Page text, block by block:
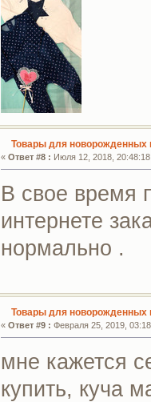
Товары для новорожденных
«Ответ #8 : Июля 12, 2018,
В свое время
интернете
нормально .
Товары для новорожденных
«Ответ #9 : Февраля 25, 2019,
мне кажется
купить, куча